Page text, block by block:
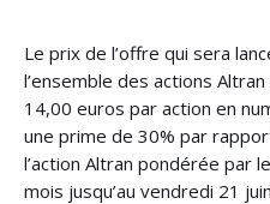
Le prix de l’offre qui sera
l’ensemble des actions
14,00 euros par action en
une prime de 30% par
l’action Altran pondérée par
mois jusqu’au vendredi 21